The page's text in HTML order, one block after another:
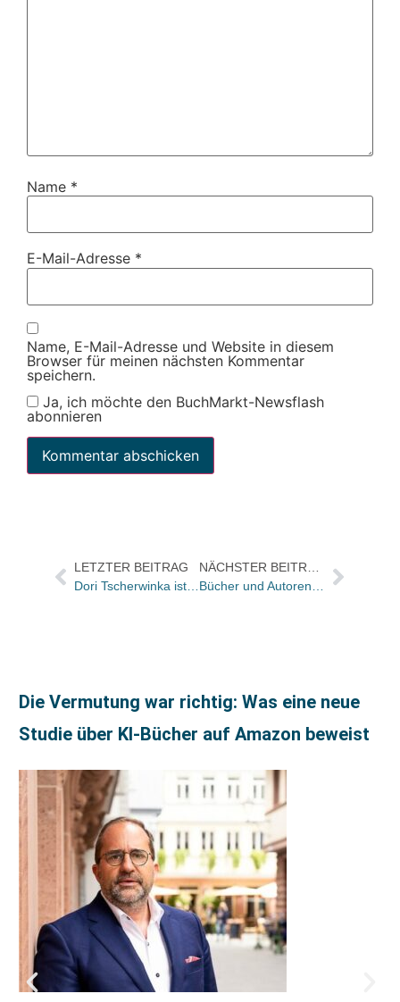
Name *
E-Mail-Adresse *
Name, E-Mail-Adresse und Website in diesem
Browser für meinen nächsten Kommentar
speichern.
Ja, ich möchte den BuchMarkt-Newsflash
abonnieren
LETZTER BEITRAG
Dori Tscherwinka ist „Unternehmerin des Jahres 2008“
Die Vermutung war richtig: Was eine neue
Studie über KI-Bücher auf Amazon beweist